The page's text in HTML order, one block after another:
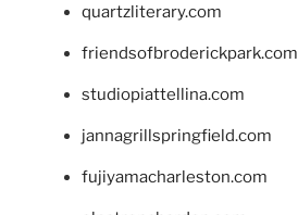
quartzliterary.com
friendsofbroderickpark.com
studiopiattellina.com
jannagrillspringfield.com
fujiyamacharleston.com